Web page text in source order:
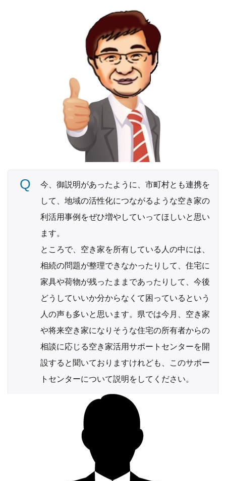
今、御説明があったように、市町村とも連携を
して、地域の活性化につながるような空き家の
利活用事例をぜひ増やしていってほしいと思い
ます。
ところで、空き家を所有している人の中には、
相続の問題が整理できなかったりして、住宅に
家具や荷物が残ったままであったりして、今後
どうしていいか分からなくて困っているという
人の声も多いと思います。県では今月、空き家
や将来空き家になりそうな住宅の所有者からの
相談に応じる空き家活用サポートセンターを開
設すると聞いておりますけれども、このサポー
トセンターについて説明をしてください。